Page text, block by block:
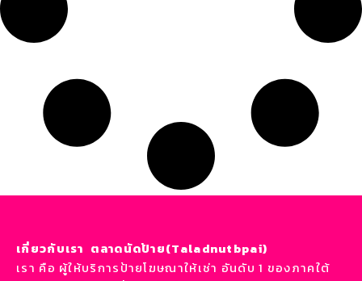
เกี่ยวกับเรา ตลาดนัดป้าย(Taladnutbpai)
เรา คือ ผู้ให้บริการป้ายโฆษณาให้เช่า อันดับ 1 ของภาคใต้